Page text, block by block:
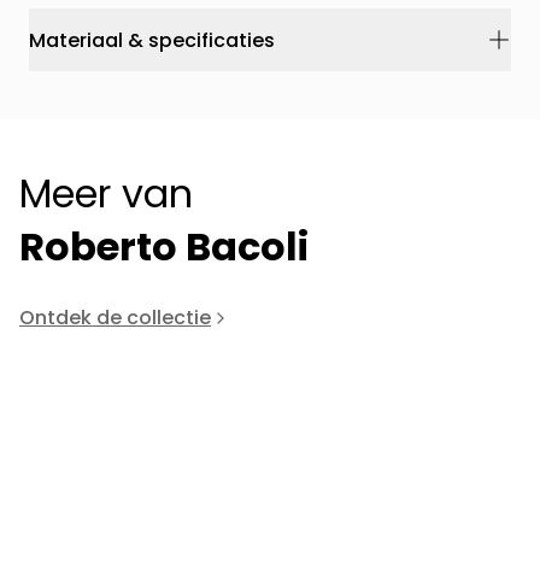
Materiaal & specificaties
Meer van
Roberto Bacoli
Ontdek de collectie